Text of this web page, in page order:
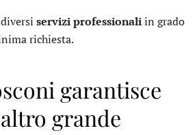
servizi professionaliin grado
richiesta.
garantisce
grande